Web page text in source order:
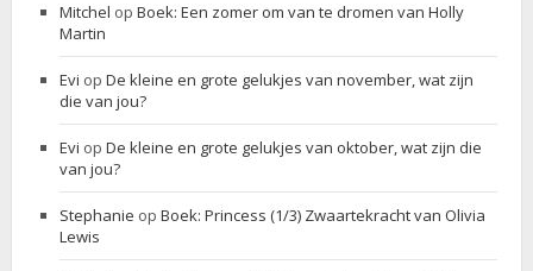
Mitchel op Boek: Een zomer om van te dromen van Holly
Martin
Evi op De kleine en grote gelukjes van november, wat zijn
die van jou?
Evi op De kleine en grote gelukjes van oktober, wat zijn die
van jou?
Stephanie op Boek: Princess (1/3) Zwaartekracht van Olivia
Lewis